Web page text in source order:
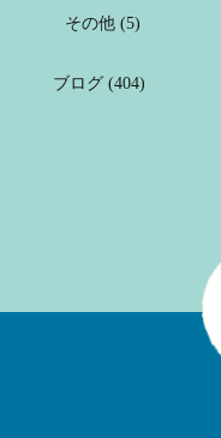
その他(5)
ブログ(404)